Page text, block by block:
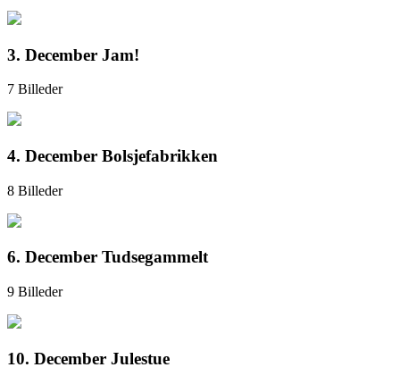
3. December Jam!
7 Billeder
4. December Bolsjefabrikken
8 Billeder
6. December Tudsegammelt
9 Billeder
10. December Julestue